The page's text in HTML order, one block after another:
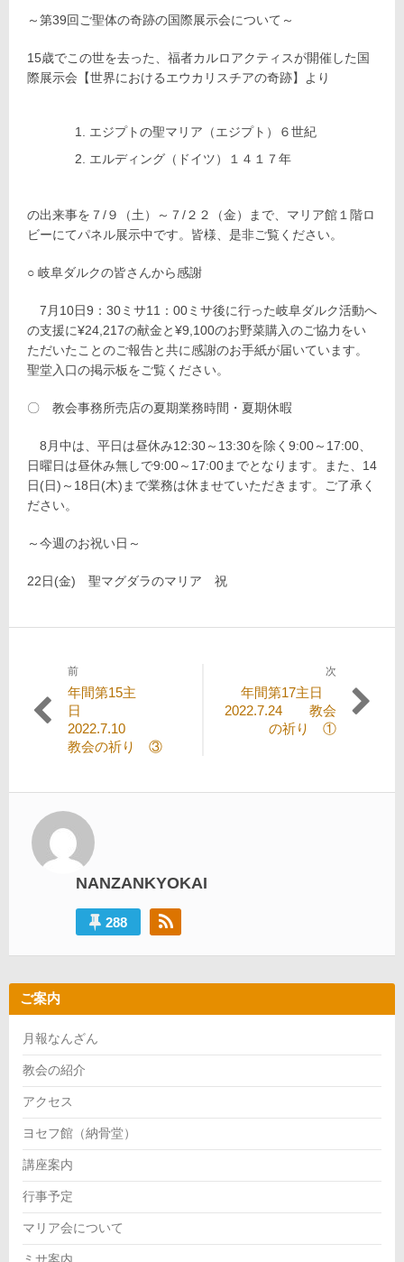
～第39回ご聖体の奇跡の国際展示会について～
15歳でこの世を去った、福者カルロアクティスが開催した国
際展示会【世界におけるエウカリスチアの奇跡】より
エジプトの聖マリア（エジプト）６世紀
エルディング（ドイツ）１４１７年
の出来事を７/９（土）～７/２２（金）まで、マリア館１階ロ
ビーにてパネル展示中です。皆様、是非ご覧ください。
○ 岐阜ダルクの皆さんから感謝
7月10日9：30ミサ11：00ミサ後に行った岐阜ダルク活動へ
の支援に¥24,217の献金と¥9,100のお野菜購入のご協力をい
ただいたことのご報告と共に感謝のお手紙が届いています。
聖堂入口の掲示板をご覧ください。
〇 教会事務所売店の夏期業務時間・夏期休暇
8月中は、平日は昼休み12:30～13:30を除く9:00～17:00、
日曜日は昼休み無しで9:00～17:00までとなります。また、14
日(日)～18日(木)まで業務は休ませていただきます。ご了承く
ださい。
～今週のお祝い日～
22日(金) 聖マグダラのマリア 祝
稿
ゲ
ー
シ
ョ
前
過
去
の
投
年間第15主
日
2022.7.10
教会の祈り ③
次
の
年間第17主日
2022.7.24 教会
の祈り ①
NANZANKYOKAI
288
ご案内
月報なんざん
教会の紹介
アクセス
ヨセフ館（納骨堂）
講座案内
行事予定
マリア会について